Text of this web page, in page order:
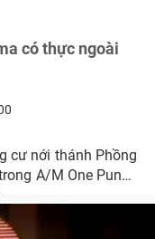
có thực ngoài
cư nới thánh Phồng
A/M One Punch